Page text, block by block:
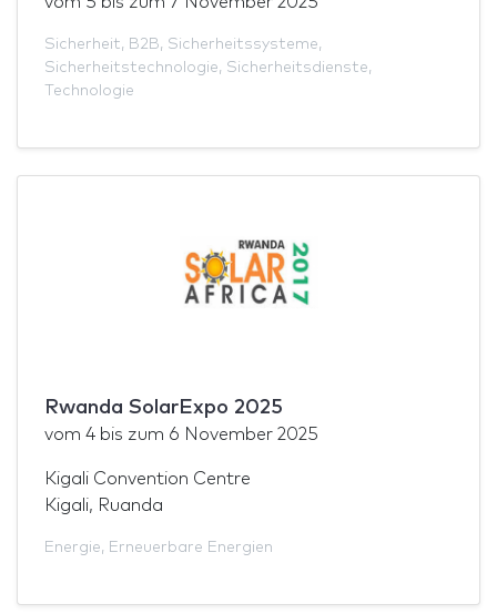
Sicherheit, B2B, Sicherheitssysteme,
Sicherheitstechnologie, Sicherheitsdienste,
Technologie
Rwanda SolarExpo 2025
vom 4 bis zum 6 November 2025
Kigali Convention Centre
Kigali, Ruanda
Energie, Erneuerbare Energien